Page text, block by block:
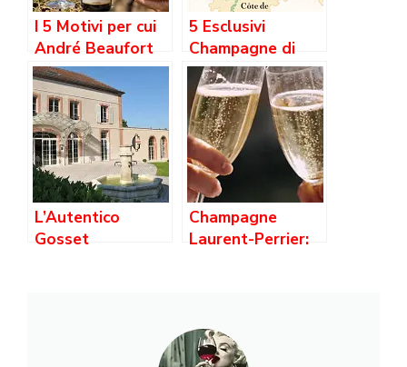
I 5 Motivi per cui
André Beaufort
Ridefinisce lo
Champagne
5 Esclusivi
Champagne di
Françoise Bedel
& Fils: Strategie
Biodinamiche per
Bollicine
d’Eccellenza
L’Autentico
Gosset
Champagne
Laurent-Perrier:
prestigio e
innovazione